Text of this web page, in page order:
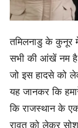
तमिलनाडु के कुनूर
सभी की आंखें नम है
जो इस हादसे को
यह जानकर कि
कि राजस्थान के
रावत को लेकर